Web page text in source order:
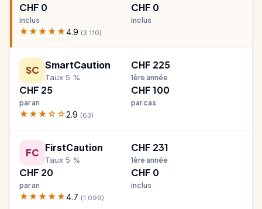
CHF 0
inclus
CHF 0
inclus
★★★★★4.9 (3 110)
SC SmartCaution
Taux 5 %
CHF 225
1ère année
CHF 25
par an
CHF 100
par cas
★★★☆☆2.9 (63)
FC FirstCaution
Taux 5 %
CHF 231
1ère année
CHF 20
par an
CHF 0
inclus
★★★★★4.7 (1 099)